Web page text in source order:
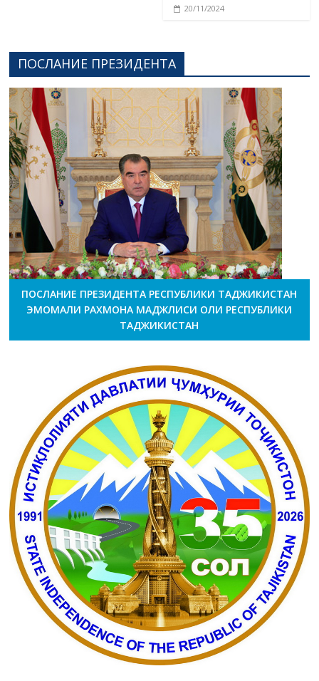
20/11/2024
ПОСЛАНИЕ ПРЕЗИДЕНТА
ПОСЛАНИЕ ПРЕЗИДЕНТА РЕСПУБЛИКИ ТАДЖИКИСТАН
ЭМОМАЛИ РАХМОНА МАДЖЛИСИ ОЛИ РЕСПУБЛИКИ
ТАДЖИКИСТАН